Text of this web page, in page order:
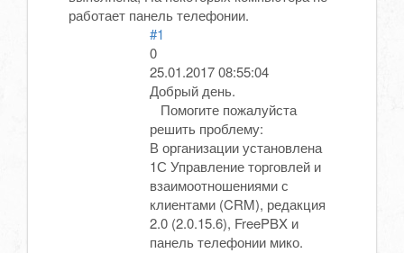
работает панель телефонии.
#1
0
25.01.2017 08:55:04
Добрый день.
Помогите пожалуйста
решить проблему:
В организации установлена
1С Управление торговлей и
взаимоотношениями с
клиентами (CRM), редакция
2.0 (2.0.15.6), FreePBX и
панель телефонии мико.